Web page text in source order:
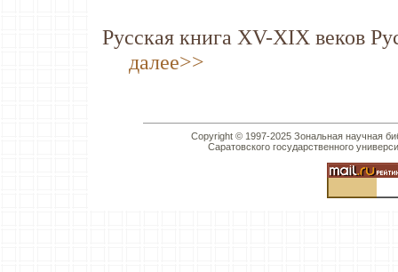
Русская книга XV-XIX веков
далее>>
Copyright © 1997-2025 Зональная научная
Саратовского государственного